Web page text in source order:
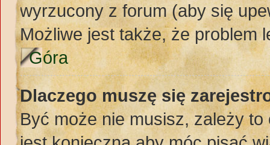
wyrzucony z forum (aby się
Możliwe jest także, że problem
Góra
Dlaczego muszę się
Być może nie musisz, zależy